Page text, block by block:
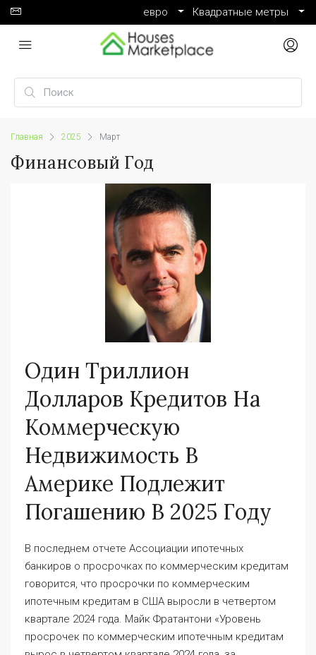
евро Квадратные метры
Главная 2025 Март
Финансовый Год
Один Триллион
Долларов Кредитов На
Коммерческую
Недвижимость В
Америке Подлежит
Погашению В 2025 Году
В последнем отчете Ассоциации ипотечных
банкиров о просрочках по коммерческим кредитам
говорится, что просрочки по коммерческим
ипотечным кредитам в США выросли в четвертом
квартале 2024 года. Майк Фратантони «Уровень
просрочек по коммерческим ипотечным кредитам